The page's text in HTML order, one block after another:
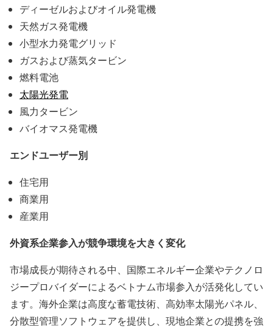
ディーゼルおよびオイル発電機
天然ガス発電機
小型水力発電グリッド
ガスおよび蒸気タービン
燃料電池
太陽光発電
風力タービン
バイオマス発電機
エンドユーザー別
住宅用
商業用
産業用
外資系企業参入が競争環境を大きく変化
市場成長が期待される中、国際エネルギー企業やテクノロ
ジープロバイダーによるベトナム市場参入が活発化してい
ます。海外企業は高度な蓄電技術、高効率太陽光パネル、
分散型管理ソフトウェアを提供し、現地企業との提携を強